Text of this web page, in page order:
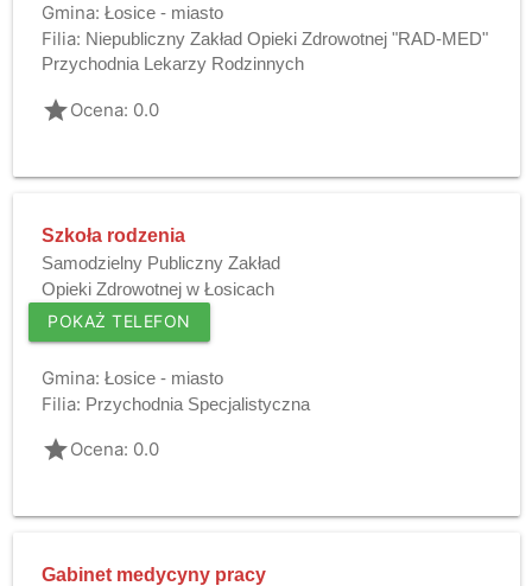
Gmina: Łosice - miasto
Filia: Niepubliczny Zakład Opieki Zdrowotnej "RAD-MED"
Przychodnia Lekarzy Rodzinnych
gradeOcena: 0.0
Szkoła rodzenia
Samodzielny Publiczny Zakład
Opieki Zdrowotnej w Łosicach
POKAŻ TELEFON
Gmina: Łosice - miasto
Filia: Przychodnia Specjalistyczna
gradeOcena: 0.0
Gabinet medycyny pracy